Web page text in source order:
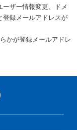
ザー情報変更、ドメ
登録メールアドレスが
かが登録メールアドレ
copy